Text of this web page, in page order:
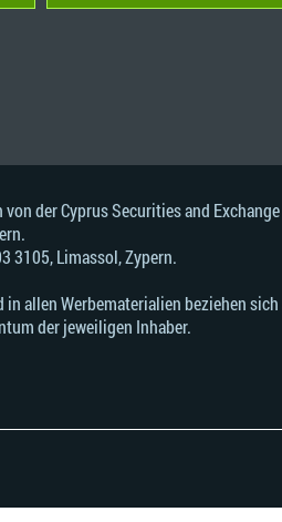
der Cyprus Securities and
3105, Limassol, Zypern.
allen Werbematerialien beziehen
der jeweiligen Inhaber.